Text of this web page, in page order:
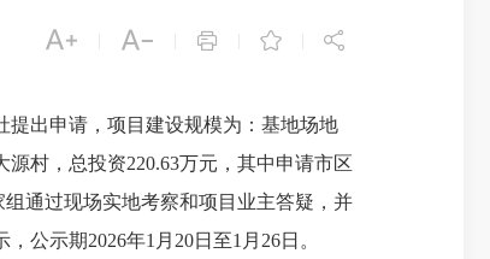
    
出申请，项目建设规模为：基地场地
村，总投资220.63万元，其中申请市区
通过现场实地考察和项目业主答疑，并
公示期2026年1月20日至1月26日。